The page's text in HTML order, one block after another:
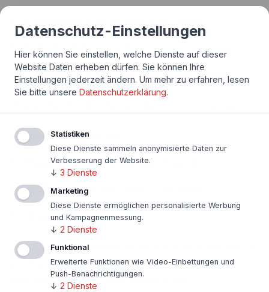
Problembezirk oder doch vornehme Gegend?
Zustand der Heizung
Müssen Bleirohre ausgetauscht werden ?
Feuchte Räume oder Keller – Schimmel?
Verglasung der Fenster
Holen Sie sich möglichst im voraus gute Angebote für
eventuell anfallende Reparaturen. Das stärkt Ihre
Argumente, die den Preis senken sollen.
Datenschutz-Einstellungen
Hier können Sie einstellen, welche Dienste auf dieser
Website Daten erheben dürfen. Sie können Ihre
Einstellungen jederzeit ändern. Um mehr zu erfahren, lesen
Sie bitte unsere Datenschutzerklärung.
Statistiken
Diese Dienste sammeln anonymisierte Daten zur
Verbesserung der Website.
↓ 3 Dienste
Marketing
Diese Dienste ermöglichen personalisierte Werbung
und Kampagnenmessung.
↓ 2 Dienste
Funktional
Erweiterte Funktionen wie Video-Einbettungen und
Push-Benachrichtigungen.
↓ 2 Dienste